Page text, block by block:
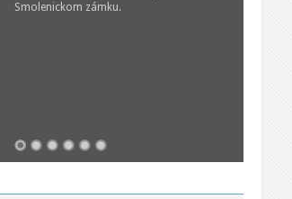
Smolenickom zámku.